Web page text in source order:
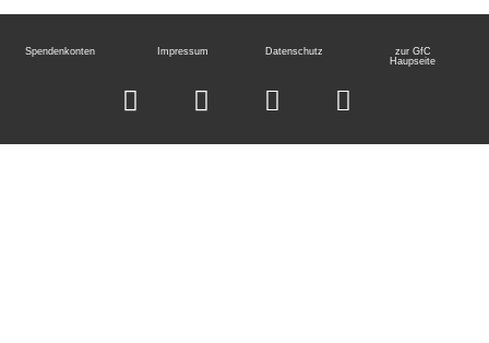
Spendenkonten Impressum Datenschutz
zur GfC
Haupseite